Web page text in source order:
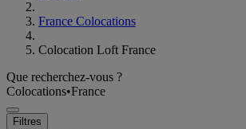
France Colocations
Colocation Loft France
Que recherchez-vous ?
Colocations•France
Filtres